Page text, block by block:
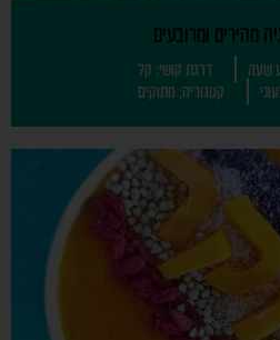
מהירים ומרובעים
שעה
דרגת קושי: קל
קטגוריה: מתוקים